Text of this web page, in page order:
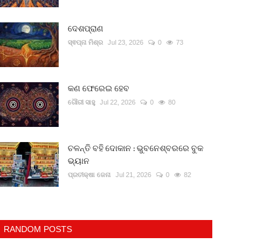
ଦେଶପ୍ରାଣ
ସ୍ଵପ୍ନା ମିଶ୍ର Jul 23, 2026 0 73
କଣ ଫେରେଇ ହେବ
ଗୌରୀ ସାହୁ Jul 22, 2026 0 80
ଚଳନ୍ତି ବହି ଦୋକାନ : ଭୁବନେଶ୍ବରରେ ବୁକ
ଭ୍ୟାନ
ପ୍ରତୀକ୍ଷା ଜେନା Jul 21, 2026 0 82
RANDOM POSTS